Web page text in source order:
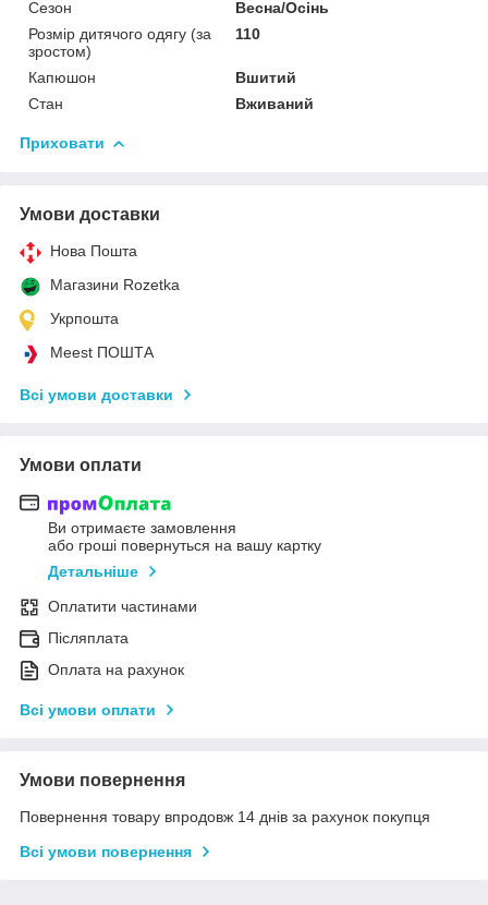
Сезон
Весна/Осінь
Розмір дитячого одягу (за
зростом)
110
Капюшон
Вшитий
Стан
Вживаний
Приховати
Умови доставки
Нова Пошта
Магазини Rozetka
Укрпошта
Meest ПОШТА
Всі умови доставки
Умови оплати
Ви отримаєте замовлення
або гроші повернуться на вашу картку
Детальніше
Оплатити частинами
Післяплата
Оплата на рахунок
Всі умови оплати
Умови повернення
Повернення товару впродовж 14 днів за рахунок покупця
Всі умови повернення